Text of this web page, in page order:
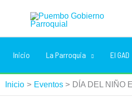
Inicio La Parroquia El GAD
Inicio Eventos DÍA DEL NIÑO